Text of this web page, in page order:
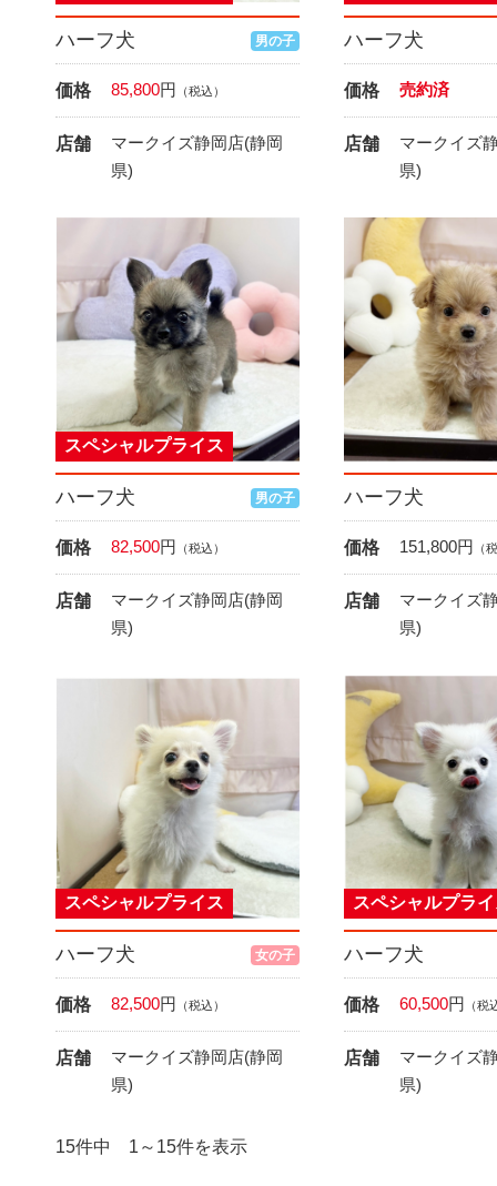
ハーフ犬 男の子
価格 85,800円 （税込）
店舗
マークイズ静岡店(静岡
県)
ハーフ犬
価格 売約済
店舗
マークイズ
県)
ハーフ犬 男の子
スペシャルプライス
価格 82,500円 （税込）
店舗
マークイズ静岡店(静岡
県)
ハーフ犬
価格 151,800円 （
店舗
マークイズ
県)
ハーフ犬 女の子
スペシャルプライス
価格 82,500円 （税込）
店舗
マークイズ静岡店(静岡
県)
ハーフ犬
スペシャルプラ
価格 60,500円 （税
店舗
マークイズ
県)
15件中 1～15件を表示